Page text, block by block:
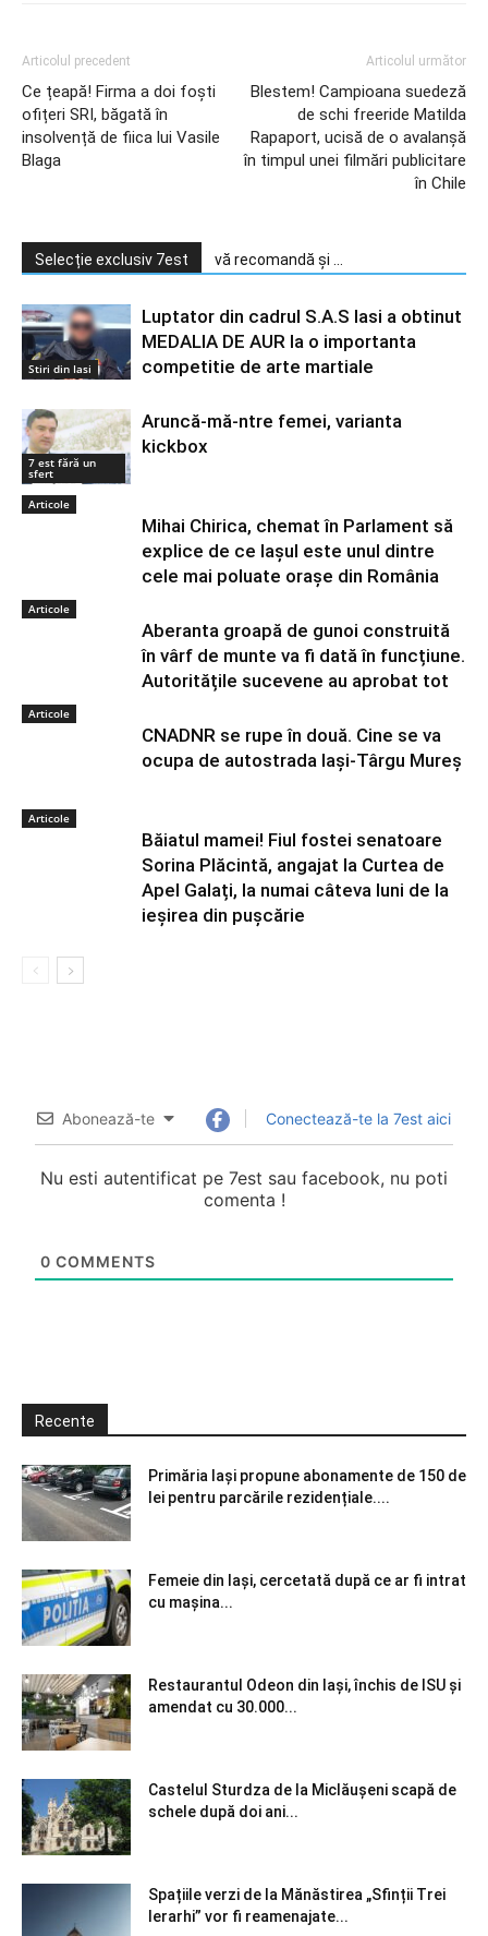
Articolul precedent
Ce țeapă! Firma a doi foști
ofițeri SRI, băgată în
insolvență de fiica lui Vasile
Blaga
Articolul următor
Blestem! Campioana suedeză
de schi freeride Matilda
Rapaport, ucisă de o avalanșă
în timpul unei filmări publicitare
în Chile
Selecție exclusiv 7est vă recomandă și ...
Stiri din Iasi
Luptator din cadrul S.A.S Iasi a obtinut
MEDALIA DE AUR la o importanta
competitie de arte martiale
7 est fără un
sfert
Aruncă-mă-ntre femei, varianta
kickbox
Articole
Mihai Chirica, chemat în Parlament să
explice de ce Iașul este unul dintre
cele mai poluate orașe din România
Articole
Aberanta groapă de gunoi construită
în vârf de munte va fi dată în funcțiune.
Autoritățile sucevene au aprobat tot
Articole
CNADNR se rupe în două. Cine se va
ocupa de autostrada Iași-Târgu Mureș
Articole
Băiatul mamei! Fiul fostei senatoare
Sorina Plăcintă, angajat la Curtea de
Apel Galați, la numai câteva luni de la
ieșirea din pușcărie
Abonează-te Conectează-te la 7est aici
Nu esti autentificat pe 7est sau facebook, nu poti
comenta !
0 COMMENTS
Recente
Primăria Iași propune abonamente de 150 de
lei pentru parcările rezidențiale....
Femeie din Iași, cercetată după ce ar fi intrat
cu mașina...
Restaurantul Odeon din Iași, închis de ISU și
amendat cu 30.000...
Castelul Sturdza de la Miclăușeni scapă de
schele după doi ani...
Spațiile verzi de la Mănăstirea „Sfinții Trei
Ierarhi” vor fi reamenajate...